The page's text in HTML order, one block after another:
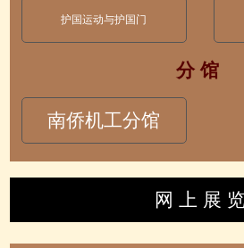
护国运动与护国门
分 馆
南侨机工分馆
网 上 展